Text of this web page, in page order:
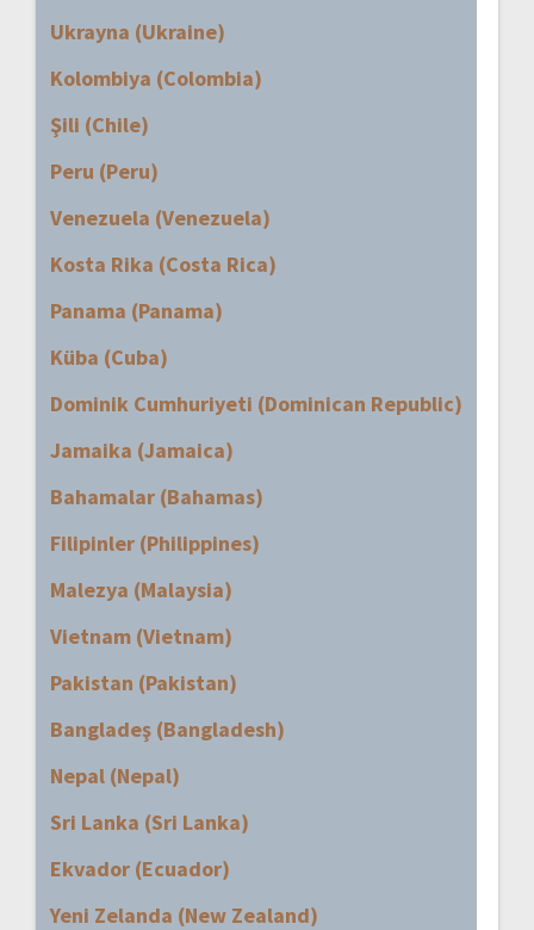
Ukrayna (Ukraine)
Kolombiya (Colombia)
Şili (Chile)
Peru (Peru)
Venezuela (Venezuela)
Kosta Rika (Costa Rica)
Panama (Panama)
Küba (Cuba)
Dominik Cumhuriyeti (Dominican Republic)
Jamaika (Jamaica)
Bahamalar (Bahamas)
Filipinler (Philippines)
Malezya (Malaysia)
Vietnam (Vietnam)
Pakistan (Pakistan)
Bangladeş (Bangladesh)
Nepal (Nepal)
Sri Lanka (Sri Lanka)
Ekvador (Ecuador)
Yeni Zelanda (New Zealand)